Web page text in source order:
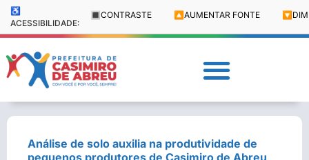
♿
ACESSIBILIDADE:
🔳 CONTRASTE 🔼 AUMENTAR FONTE 🔽
Análise de solo auxilia na produtividade de
pequenos produtores de Casimiro de Abreu